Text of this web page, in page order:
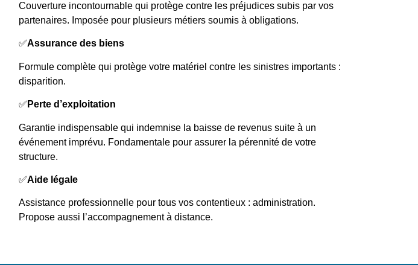
Couverture incontournable qui protège contre les préjudices subis par vos
partenaires. Imposée pour plusieurs métiers soumis à obligations.
✅Assurance des biens
Formule complète qui protège votre matériel contre les sinistres importants :
disparition.
✅ Perte d’exploitation
Garantie indispensable qui indemnise la baisse de revenus suite à un
événement imprévu. Fondamentale pour assurer la pérennité de votre
structure.
✅Aide légale
Assistance professionnelle pour tous vos contentieux : administration.
Propose aussi l’accompagnement à distance.